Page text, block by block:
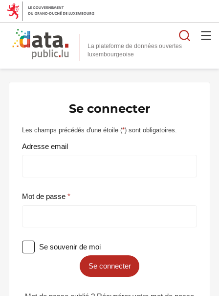
La plateforme de données ouvertes
Se connecter
Les champs précédés d'une étoile (*) sont obligatoires.
Adresse email
Mot de passe
Se souvenir de moi
Se connecter